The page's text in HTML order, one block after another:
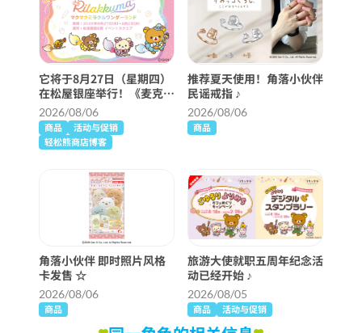
它将于8月27日（星期四）
在松屋银座举行！《麦克麦
克奇迹仙境》详细信息 ♪
2026/08/06
商品
活动与促销
轻松熊商店博客
推荐夏天使用！角落小伙伴
民谣戒指 ♪
2026/08/06
商品
角落小伙伴 即时照片风格
卡发售 ☆
2026/08/06
商品
旅游大使就职五周年纪念活
动已经开始 ♪
2026/08/05
商品 活动与促销